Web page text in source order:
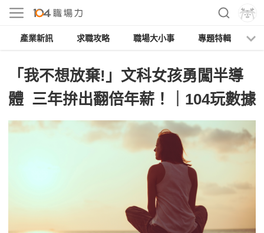
產業新訊 求職攻略 職場大小事 專題特輯
「我不想放棄!」文科女孩勇闖半導
體 三年拚出翻倍年薪！｜104玩數據